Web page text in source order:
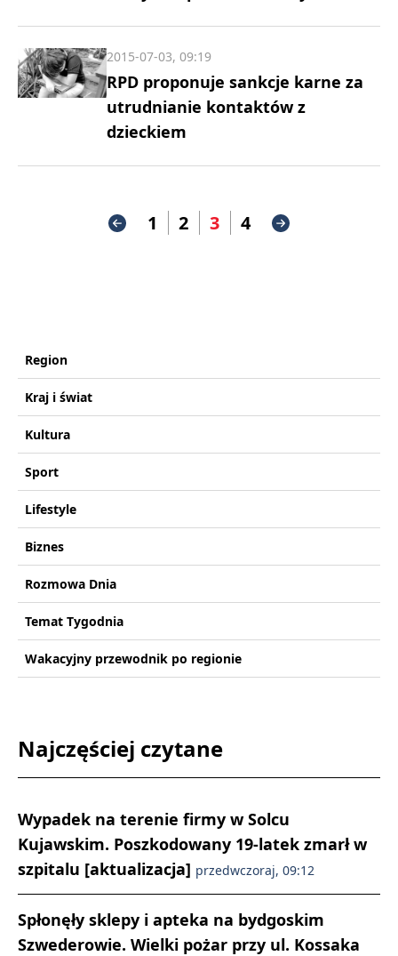
RPD proponuje sankcje karne za
utrudnianie kontaktów z
dzieckiem
2015-07-03, 09:19
1 2 3 4
Region
Kraj i świat
Kultura
Sport
Lifestyle
Biznes
Rozmowa Dnia
Temat Tygodnia
Wakacyjny przewodnik po regionie
Najczęściej czytane
Wypadek na terenie firmy w Solcu
Kujawskim. Poszkodowany 19-latek zmarł w
szpitalu [aktualizacja] przedwczoraj, 09:12
Spłonęły sklepy i apteka na bydgoskim
Szwederowie. Wielki pożar przy ul. Kossaka